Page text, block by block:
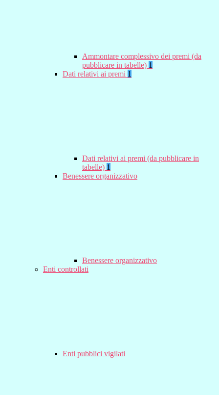
Ammontare complessivo dei premi (da
pubblicare in tabelle) 1
Dati relativi ai premi 1
Dati relativi ai premi (da pubblicare in
tabelle) 1
Benessere organizzativo
Benessere organizzativo
Enti controllati
Enti pubblici vigilati